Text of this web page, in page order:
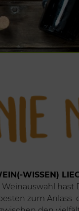
WISSEN)
hast
zum Anlass